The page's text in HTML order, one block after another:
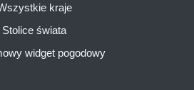
kraje
Stolice świata
widget pogodowy